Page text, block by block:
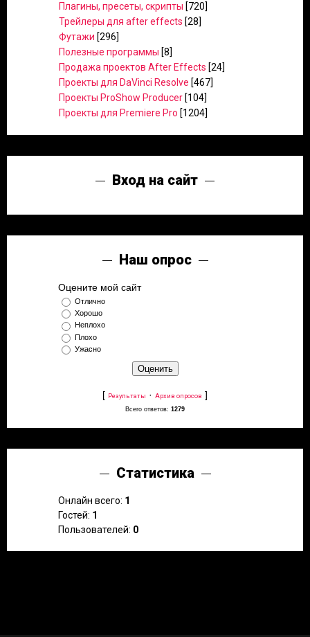
Плагины, пресеты, скрипты [720]
Трейлеры для after effects [28]
Футажи [296]
Полезные программы [8]
Продажа проектов After Effects [24]
Проекты для DaVinci Resolve [467]
Проекты ProShow Producer [104]
Проекты для Premiere Pro [1204]
Вход на сайт
Наш опрос
Оцените мой сайт
Отлично
Хорошо
Неплохо
Плохо
Ужасно
[ Результаты · Архив опросов ]
Всего ответов: 1279
Статистика
Онлайн всего: 1
Гостей: 1
Пользователей: 0